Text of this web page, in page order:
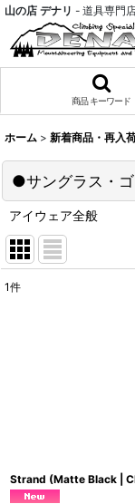
山の店 デナリ - 道具専門
商品 キーワード
ホーム > 新着商品・再入
●サングラス・
アイウェア全般
1件
Strand (Matte Black |